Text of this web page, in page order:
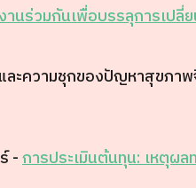
นร่วมกันเพื่อบรรลุการเปลี่
ะความชุกของปัญหาสุขภา
-การประเมินต้นทุน: เหตุผ